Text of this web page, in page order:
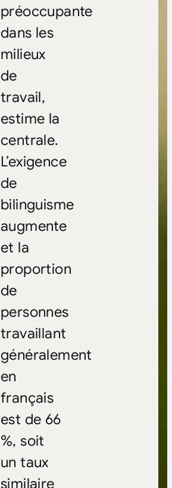
préoccupante
dans les
milieux
de
travail,
estime la
centrale.
L’exigence
de
bilinguisme
augmente
et la
proportion
de
personnes
travaillant
généralement
en
français
est de 66
%, soit
un taux
similaire